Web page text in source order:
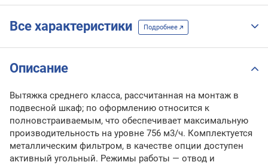
Все характеристики Подробнее
Описание
Вытяжка среднего класса, рассчитанная на монтаж в
подвесной шкаф; по оформлению относится к
полновстраиваемым, что обеспечивает максимальную
производительность на уровне 756 м3/ч. Комплектуется
металлическим фильтром, в качестве опции доступен
активный угольный. Режимы работы — отвод и